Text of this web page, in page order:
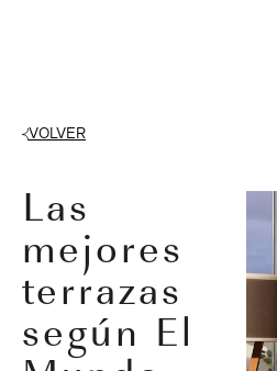
VOLVER
Las
mejores
terrazas
según El